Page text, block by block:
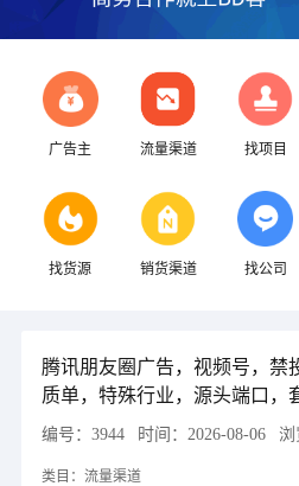
广告主 流量渠道 找项目
找货源 销货渠道 找公司
腾讯朋友圈广告，视频号，禁
质单，特殊行业，源头端口，
编号： 3944 时间： 2026-08-06 浏
类目： 流量渠道